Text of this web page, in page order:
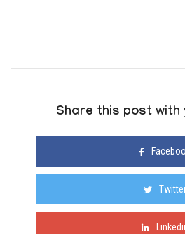
Share this post with